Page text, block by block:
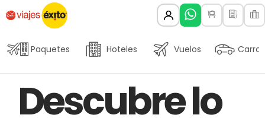
Paquetes Hoteles Vuelos Carros
IN:
Descubre lo
on: